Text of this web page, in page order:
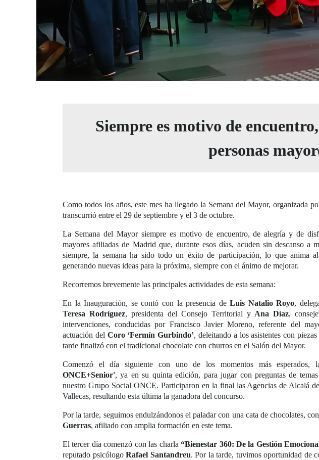
Siempre es motivo de
personas
Como todos los años, este mes ha llegado la Semana del Mayor, organizada
transcurrió entre el 29 de septiembre y el 3 de octubre.
La Semana del Mayor siempre es motivo de encuentro, de alegría y de
mayores afiliadas de Madrid que, durante esos días, acuden sin descanso a
siempre, la semana ha sido todo un éxito de participación, lo que anima
generando nuevas ideas para la próxima, siempre con el ánimo de mejorar.
Recorremos brevemente las principales actividades de esta semana:
En la Inauguración, se contó con la presencia deLuis Natalio Royo,
Teresa Rodríguez, presidenta del Consejo Territorial y Ana Díaz,
intervenciones, conducidas por Francisco Javier Moreno, referente del
actuación del Coro ‘Fermín Gurbindo’, deleitando a los asistentes con
tarde finalizó con el tradicional chocolate con churros en el Salón del Mayor.
Comenzó el día siguiente con uno de los momentos más esperados,
ONCE+Senior', ya en su quinta edición, para jugar con preguntas de
nuestro Grupo Social ONCE. Participaron en la final las Agencias de Alcalá
Vallecas, resultando esta última la ganadora del concurso.
Por la tarde, seguimos endulzándonos el paladar con una cata de chocolates,
Guerras, afiliado con amplia formación en este tema.
El tercer día comenzó con las charla“Bienestar 360: De la Gestión
reputado psicólogo Rafael Santandreu. Por la tarde, tuvimos oportunidad de